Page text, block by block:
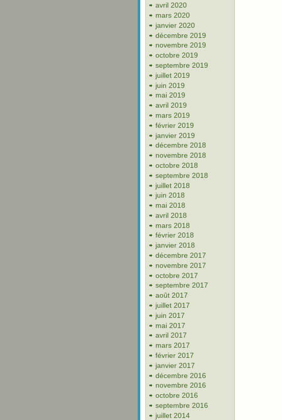
avril 2020
mars 2020
janvier 2020
décembre 2019
novembre 2019
octobre 2019
septembre 2019
juillet 2019
juin 2019
mai 2019
avril 2019
mars 2019
février 2019
janvier 2019
décembre 2018
novembre 2018
octobre 2018
septembre 2018
juillet 2018
juin 2018
mai 2018
avril 2018
mars 2018
février 2018
janvier 2018
décembre 2017
novembre 2017
octobre 2017
septembre 2017
août 2017
juillet 2017
juin 2017
mai 2017
avril 2017
mars 2017
février 2017
janvier 2017
décembre 2016
novembre 2016
octobre 2016
septembre 2016
juillet 2014